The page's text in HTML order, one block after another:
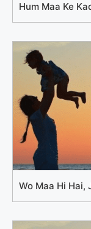
Hum Maa Ke
Wo Maa Hi Hai,